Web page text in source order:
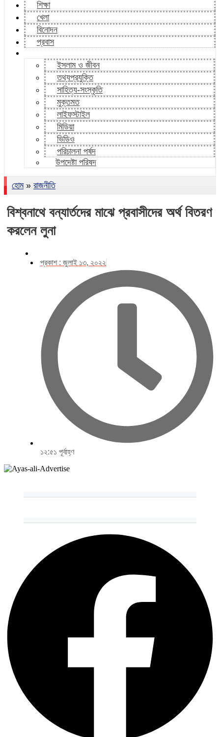
শিক্ষা
খেলা
বিনোদন
প্রবাস
ইসলাম ও জীবন
তথ্যপ্রযুক্তি
সাহিত্য-সংস্কৃতি
মুক্তমত
লাইফস্টাইল
মিডিয়া
ভিডিও
পরিচালনা পর্ষদ
উপদেষ্টা পরিষদ
হোম» রাজনীতি
বিশ্বনাথে বন্যার্তদের মাঝে প্রবাসীদের অর্থ বিতরণ
করলেন লুনা
প্রকাশ : জুলাই ১৩, ২০২২
১২:৫১ পূর্বাহ্ণ